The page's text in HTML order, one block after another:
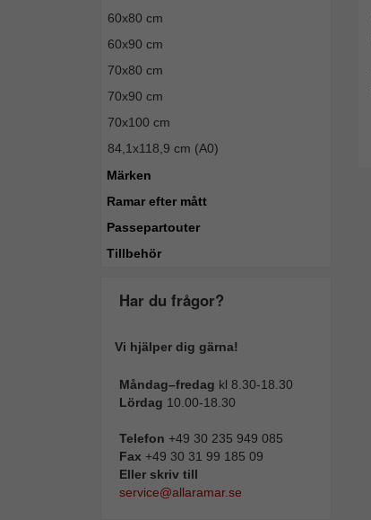
60x80 cm
60x90 cm
70x80 cm
70x90 cm
70x100 cm
84,1x118,9 cm (A0)
Märken
Ramar efter mått
Passepartouter
Tillbehör
Har du frågor?
Vi hjälper dig gärna!
Måndag–fredag kl 8.30-18.30
Lördag 10.00-18.30
Telefon +49 30 235 949 085
Fax +49 30 31 99 185 09
Eller skriv till
service@allaramar.se